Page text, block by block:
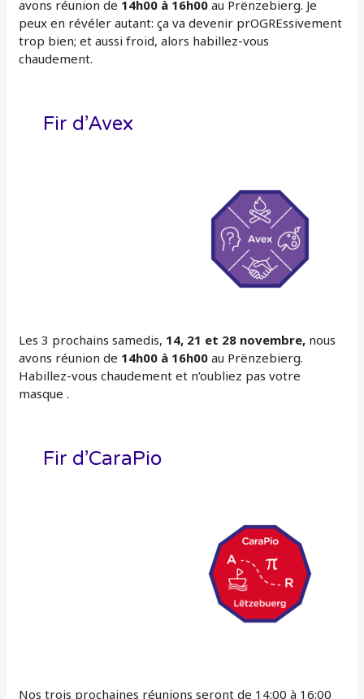
avons réunion de 14h00 à 16h00 au Prënzebierg. Je
peux en révéler autant: ça va devenir prOGREssivement
trop bien; et aussi froid, alors habillez-vous
chaudement.
Fir d’Avex
Les 3 prochains samedis, 14, 21 et 28 novembre, nous
avons réunion de 14h00 à 16h00 au Prënzebierg.
Habillez-vous chaudement et n’oubliez pas votre
masque .
Fir d’CaraPio
Nos trois prochaines réunions seront de 14:00 à 16:00